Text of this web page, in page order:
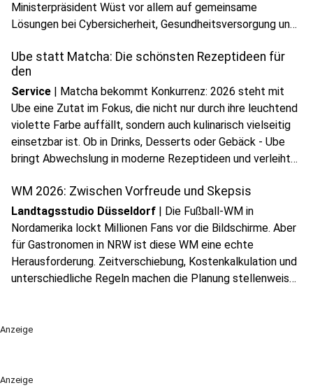
Ministerpräsident Wüst vor allem auf gemeinsame
Lösungen bei Cybersicherheit, Gesundheitsversorgung und
Ube statt Matcha: Die schönsten Rezeptideen für
den
Service | Matcha bekommt Konkurrenz: 2026 steht mit
Ube eine Zutat im Fokus, die nicht nur durch ihre leuchtend
violette Farbe auffällt, sondern auch kulinarisch vielseitig
einsetzbar ist. Ob in Drinks, Desserts oder Gebäck - Ube
bringt Abwechslung in moderne Rezeptideen und verleiht
play_circle Audio anhören
WM 2026: Zwischen Vorfreude und Skepsis
Landtagsstudio Düsseldorf | Die Fußball-WM in
Nordamerika lockt Millionen Fans vor die Bildschirme. Aber
für Gastronomen in NRW ist diese WM eine echte
Herausforderung. Zeitverschiebung, Kostenkalkulation und
unterschiedliche Regeln machen die Planung stellenweise
Anzeige
Anzeige